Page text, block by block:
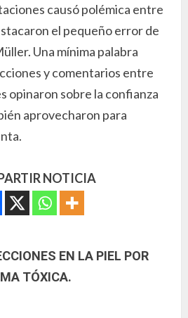
causó polémica entre
el pequeño error de
Una mínima palabra
y comentarios entre
opinaron sobre la confianza
aprovecharon para
NOTICIA
EN LA PIEL POR
TÓXICA.